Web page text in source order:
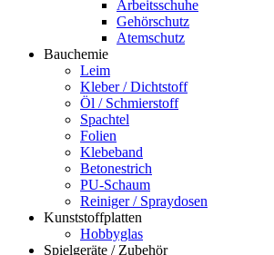
Arbeitsschuhe
Gehörschutz
Atemschutz
Bauchemie
Leim
Kleber / Dichtstoff
Öl / Schmierstoff
Spachtel
Folien
Klebeband
Betonestrich
PU-Schaum
Reiniger / Spraydosen
Kunststoffplatten
Hobbyglas
Spielgeräte / Zubehör